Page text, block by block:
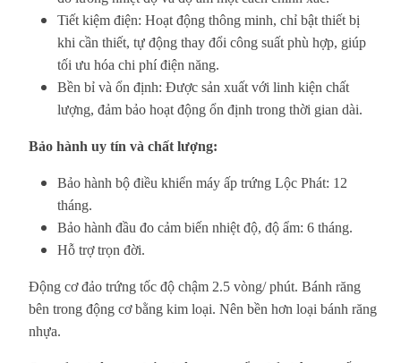
Tiết kiệm điện: Hoạt động thông minh, chỉ bật thiết bị
khi cần thiết, tự động thay đổi công suất phù hợp, giúp
tối ưu hóa chi phí điện năng.
Bền bỉ và ổn định: Được sản xuất với linh kiện chất
lượng, đảm bảo hoạt động ổn định trong thời gian dài.
Bảo hành uy tín và chất lượng:
Bảo hành bộ điều khiển máy ấp trứng Lộc Phát: 12
tháng.
Bảo hành đầu đo cảm biến nhiệt độ, độ ẩm: 6 tháng.
Hỗ trợ trọn đời.
Động cơ đảo trứng tốc độ chậm 2.5 vòng/ phút. Bánh răng
bên trong động cơ bằng kim loại. Nên bền hơn loại bánh răng
nhựa.